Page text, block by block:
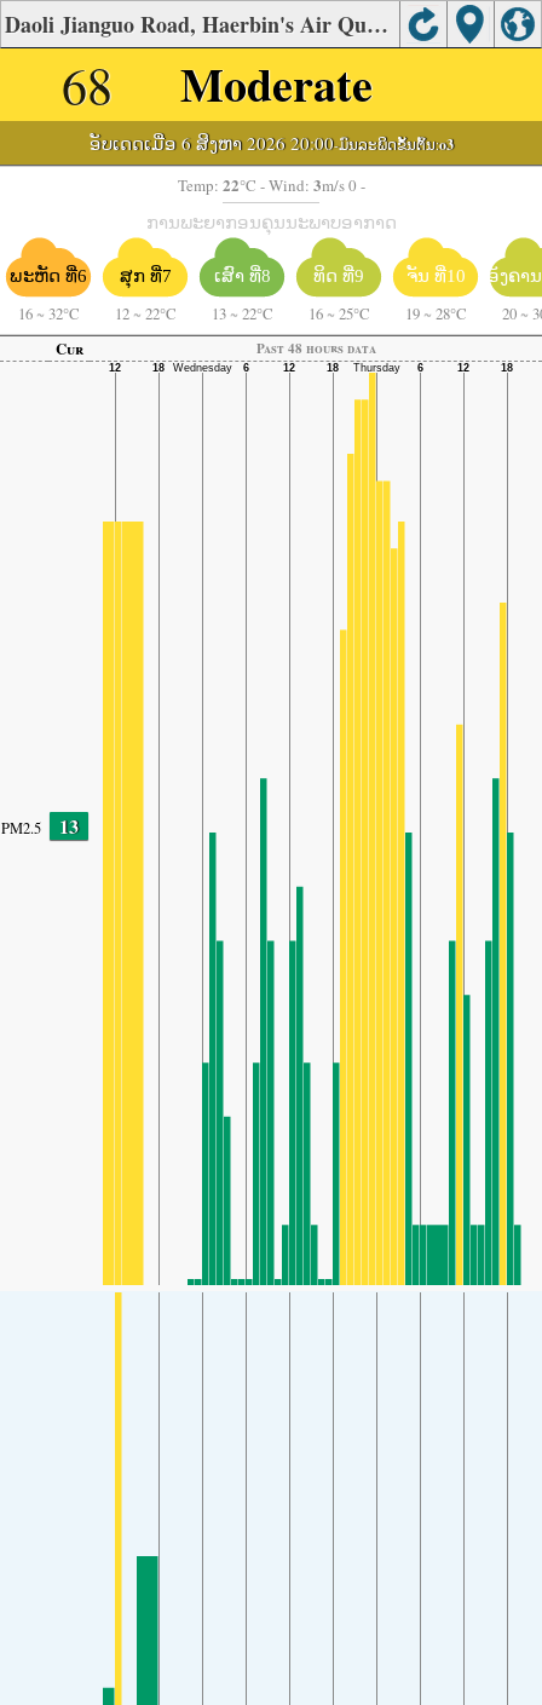
Daoli Jianguo Road, Haerbin's Air Quality
68 Moderate
ອັບເດດເມື່ອ 6 ສິງຫາ 2026 20:00-ມົນລະພິດຂັ້ນຕົ້ນ:o3
Temp: 22°C - Wind: 3m/s 0 -
ການພະຍາກອນຄຸນນະພາບອາກາດ
ພະຫັດ ທີ່6
16 ~ 32°C
ສຸກ ທີ່7
12 ~ 22°C
ເສົາ ທີ່8
13 ~ 22°C
ທິດ ທີ່9
16 ~ 25°C
ຈັນ ທີ່10
19 ~ 28°C
ອັງຄາ
20 ~
Cur
Past 48 hours data
PM2.5 13